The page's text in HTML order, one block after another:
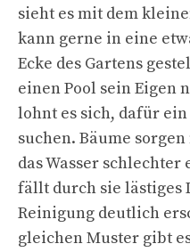
sieht es mit dem
kann gerne in eine
Ecke des Gartens
einen Pool sein Eigen
lohnt es sich, dafür
suchen. Bäume
das Wasser
fällt durch sie lästiges
Reinigung deutlich
gleichen Muster gibt